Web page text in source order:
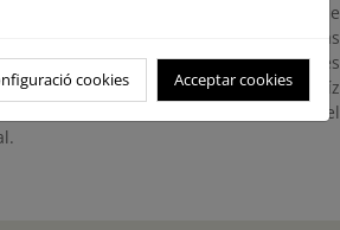
por unas hojas que en el periodo de
espinas. Las masculinas las
más sueltos. Sus frutos tienen tres
Es una hierba perenne con una raíz
Habita en las cotas arenosas del
cookies Acceptar cookies